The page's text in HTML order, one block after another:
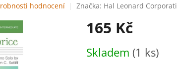
hodnocení Značka: Hal Leonard
165 Kč
cena:
Skladem (1 ks)